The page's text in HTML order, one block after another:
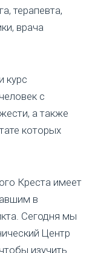
терапевта,
врача
курс
с
а также
которых
Креста имеет
в
Сегодня мы
Центр
изучить